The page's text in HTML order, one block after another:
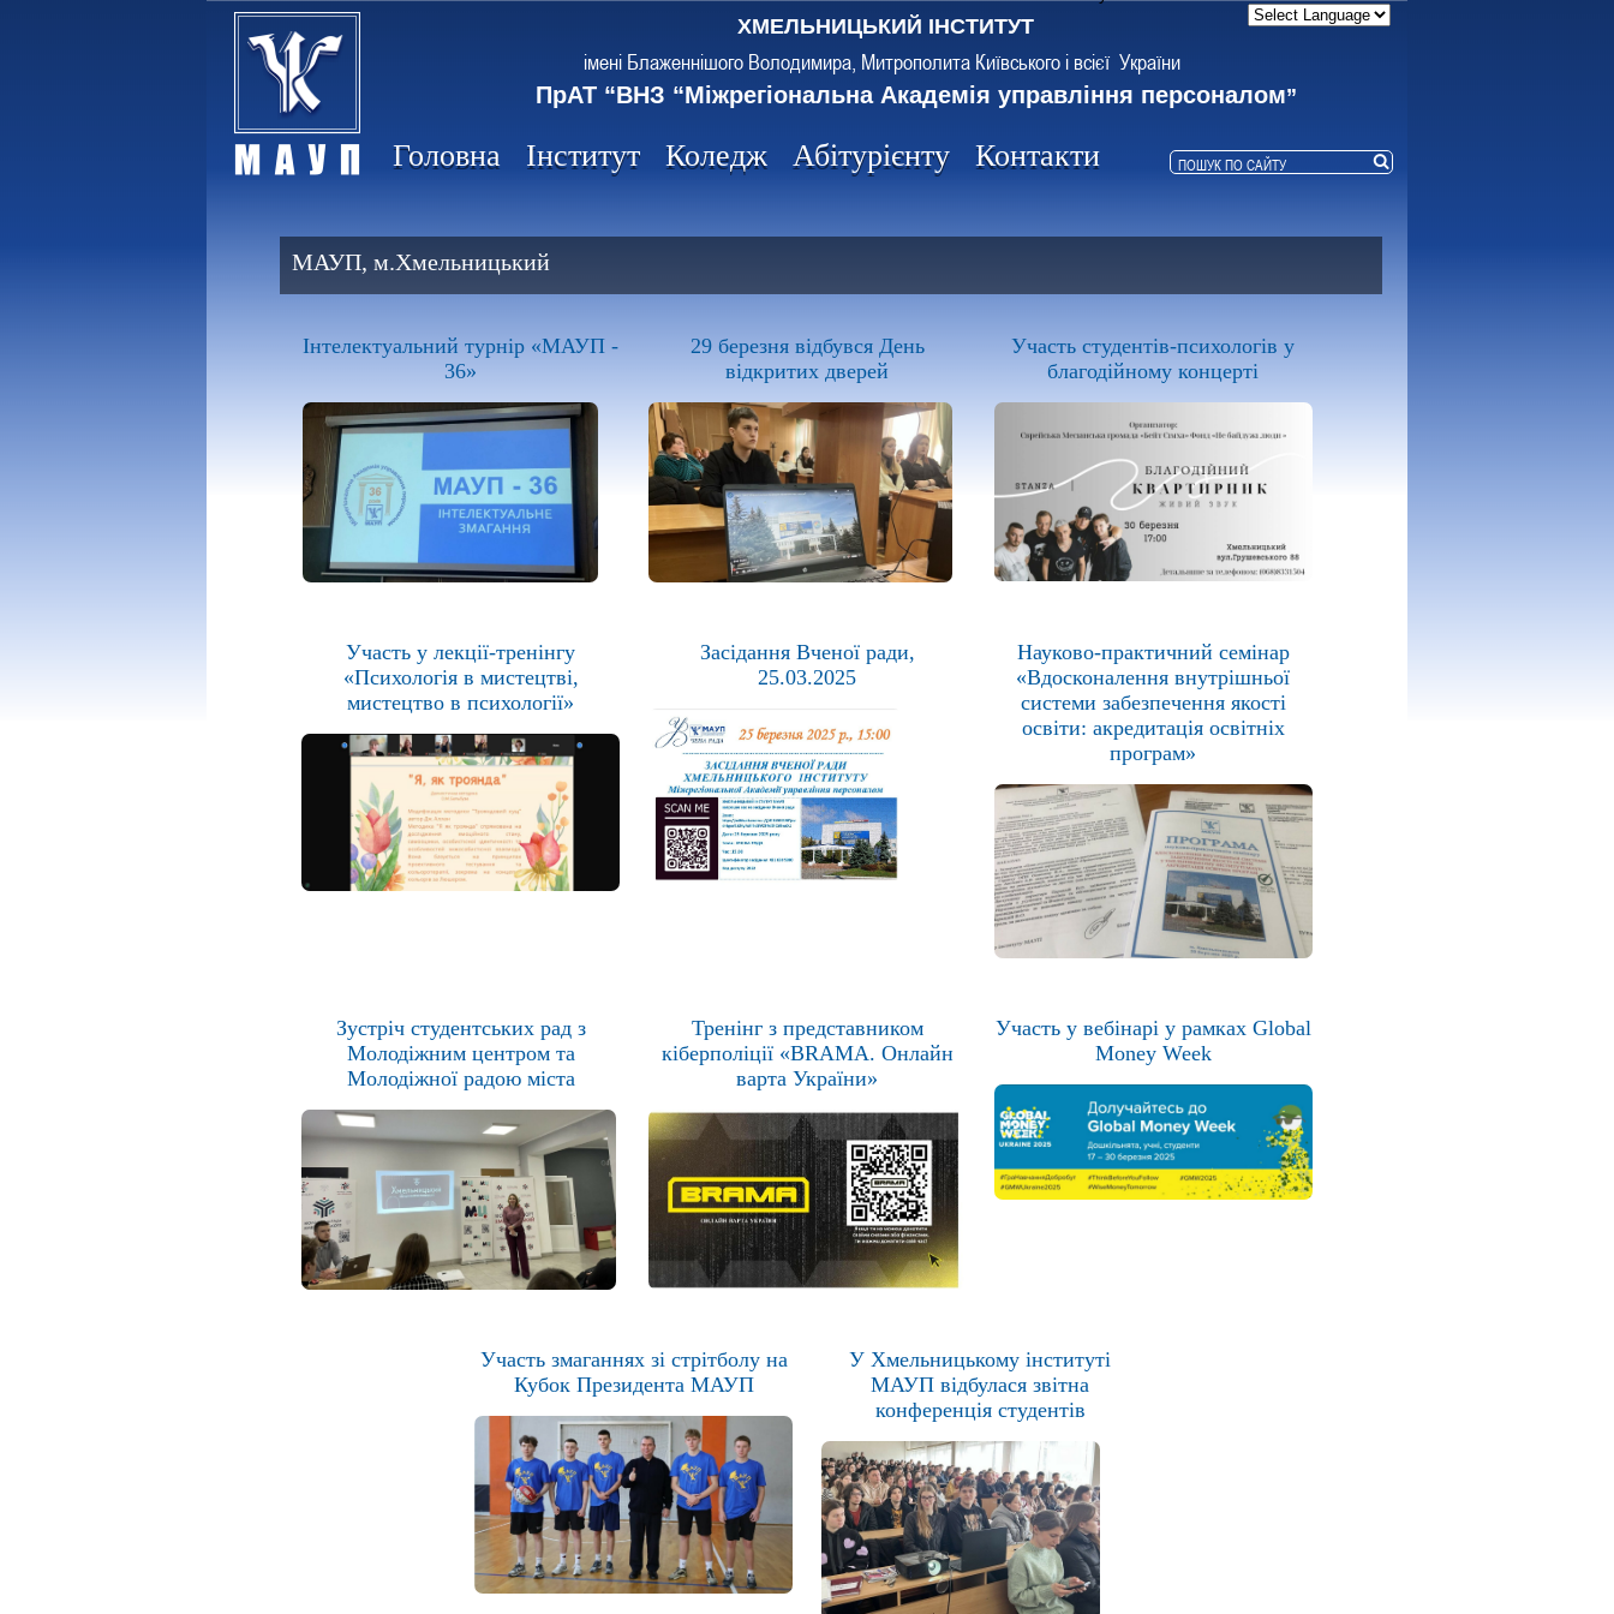
імені Блаженнішого Володимира, Митрополита Київського і всієї України
ХМЕЛЬНИЦЬКИЙ ІНСТИТУТ
ПрАТ “ВНЗ “Міжрегіональна Академія управління персоналом”
Головна Інститут Коледж Абітурієнту Контакти
МАУП, м.Хмельницький
Інтелектуальний турнір «МАУП -
36»
29 березня відбувся День
відкритих дверей
Участь студентів-психологів у
благодійному концерті
Участь у лекції-тренінгу
«Психологія в мистецтві,
мистецтво в психології»
Засідання Вченої ради,
25.03.2025
Науково-практичний семінар
«Вдосконалення внутрішньої
системи забезпечення якості
освіти: акредитація освітніх
програм»
Зустріч студентських рад з
Молодіжним центром та
Молодіжної радою міста
Тренінг з представником
кіберполіції «BRAMA. Онлайн
варта України»
Участь у вебінарі у рамках Global
Money Week
Участь змаганнях зі стрітболу на
Кубок Президента МАУП
У Хмельницькому інституті
МАУП відбулася звітна
конференція студентів